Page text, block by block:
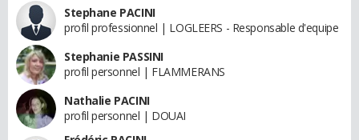
Stephane PACINI
profil professionnel | LOGLEERS - Responsable d'equipe
Stephanie PASSINI
profil personnel | FLAMMERANS
Nathalie PACINI
profil personnel | DOUAI